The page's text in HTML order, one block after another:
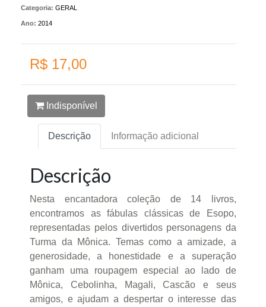
Categoria: GERAL
Ano: 2014
R$ 17,00
Indisponível
Descrição Informação adicional
Descrição
Nesta encantadora coleção de 14 livros,
encontramos as fábulas clássicas de Esopo,
representadas pelos divertidos personagens da
Turma da Mônica. Temas como a amizade, a
generosidade, a honestidade e a superação
ganham uma roupagem especial ao lado de
Mônica, Cebolinha, Magali, Cascão e seus
amigos, e ajudam a despertar o interesse das